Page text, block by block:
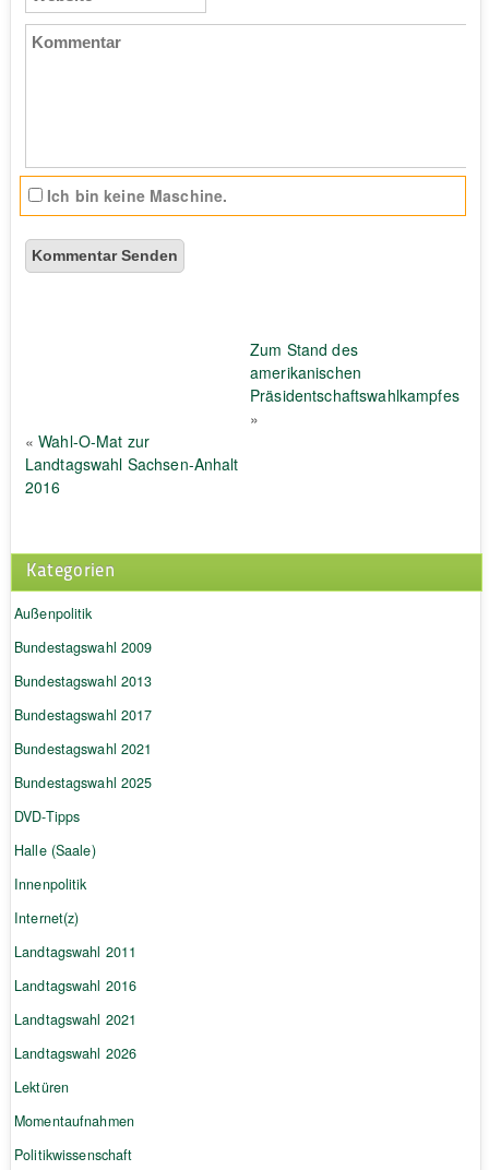
Kommentar
Ich bin keine Maschine.
Zum Stand des
amerikanischen
Präsidentschaftswahlkampfes
»
«Wahl-O-Mat zur
Landtagswahl Sachsen-Anhalt
2016
Kategorien
Außenpolitik
Bundestagswahl 2009
Bundestagswahl 2013
Bundestagswahl 2017
Bundestagswahl 2021
Bundestagswahl 2025
DVD-Tipps
Halle (Saale)
Innenpolitik
Internet(z)
Landtagswahl 2011
Landtagswahl 2016
Landtagswahl 2021
Landtagswahl 2026
Lektüren
Momentaufnahmen
Politikwissenschaft